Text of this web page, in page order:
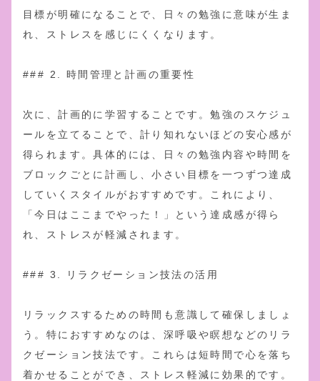
目標が明確になることで、日々の勉強に意味が生ま
れ、ストレスを感じにくくなります。
### 2. 時間管理と計画の重要性
次に、計画的に学習することです。勉強のスケジュ
ールを立てることで、計り知れないほどの安心感が
得られます。具体的には、日々の勉強内容や時間を
ブロックごとに計画し、小さい目標を一つずつ達成
していくスタイルがおすすめです。これにより、
「今日はここまでやった！」という達成感が得ら
れ、ストレスが軽減されます。
### 3. リラクゼーション技法の活用
リラックスするための時間も意識して確保しましょ
う。特におすすめなのは、深呼吸や瞑想などのリラ
クゼーション技法です。これらは短時間で心を落ち
着かせることができ、ストレス軽減に効果的です。